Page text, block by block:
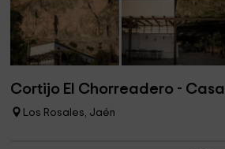
Cortijo El Chorreadero -
Los Rosales, Jaén